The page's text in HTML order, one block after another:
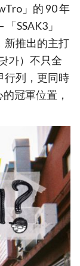
」的 90 年
SSAK3」
新推出的主打
가）不只全
行列，更同時
冠軍位置，